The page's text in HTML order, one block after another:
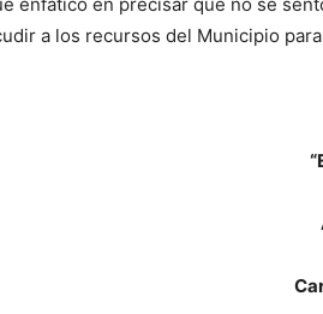
a los recursos del Municipio